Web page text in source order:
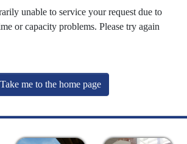
unable to service your request due to
or capacity problems. Please try again
Take me to the home page